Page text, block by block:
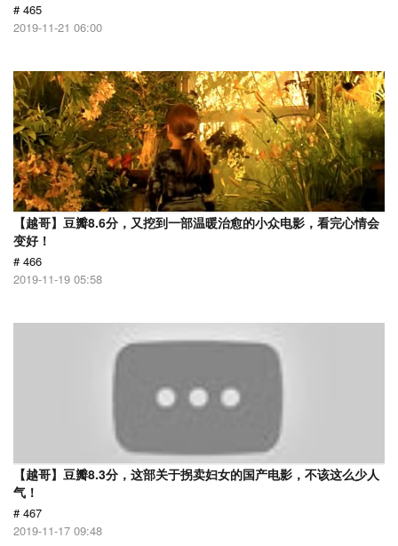
# 465
2019-11-21 06:00
【越哥】豆瓣8.6分，又挖到一部温暖治愈的小众电影，看完心情会
变好！
# 466
2019-11-19 05:58
【越哥】豆瓣8.3分，这部关于拐卖妇女的国产电影，不该这么少人
气！
# 467
2019-11-17 09:48